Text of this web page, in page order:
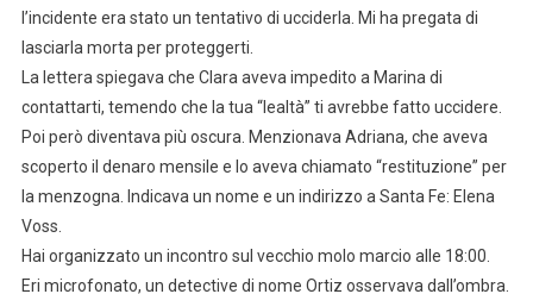
l’incidente era stato un tentativo di ucciderla. Mi ha pregata di
lasciarla morta per proteggerti.
La lettera spiegava che Clara aveva impedito a Marina di
contattarti, temendo che la tua “lealtà” ti avrebbe fatto uccidere.
Poi però diventava più oscura. Menzionava Adriana, che aveva
scoperto il denaro mensile e lo aveva chiamato “restituzione” per
la menzogna. Indicava un nome e un indirizzo a Santa Fe: Elena
Voss.
Hai organizzato un incontro sul vecchio molo marcio alle 18:00.
Eri microfonato, un detective di nome Ortiz osservava dall’ombra.